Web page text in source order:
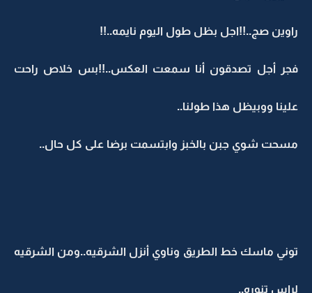
راوين صج..!!اجل بظل طول اليوم نايمه..!!
فجر أجل تصدقون أنا سمعت العكس..!!بس خلاص راحت
علينا ووبيظل هذا طولنا..
مسحت شوي جبن بالخبز وابتسمت برضا على كل حال..
توني ماسك خط الطريق وناوي أنزل الشرقيه..ومن الشرقيه
لراس تنوره..